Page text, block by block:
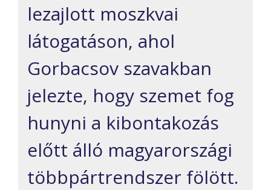
lezajlott moszkvai
látogatáson, ahol
Gorbacsov szavakban
jelezte, hogy szemet fog
hunyni a kibontakozás
előtt álló magyarországi
többpártrendszer fölött.